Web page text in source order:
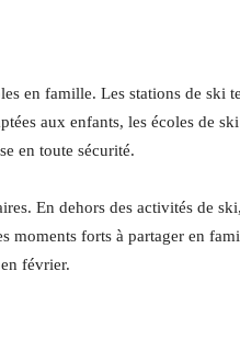
en famille. Les stations de ski
aux enfants, les écoles de
en toute sécurité.
En dehors des activités de
moments forts à partager en
février.